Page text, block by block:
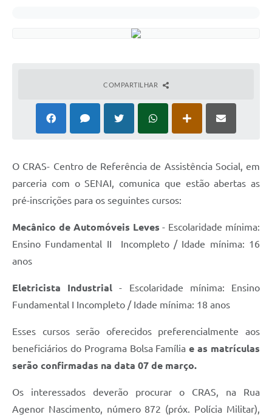
PSS Unificado 2025
INOVA_SÃO MATEUS DO SUL
Chamamento Público para Artistas Locais
Projeto Nascente Viva
Agência do Trabalhador
Telefones Prefeitura Municipal
Imprensa
Telefones Postos de Saúde
Plantão das Funerárias
COMPARTILHAR
O CRAS- Centro de Referência de Assistência Social, em
parceria com o SENAI, comunica que estão abertas as
pré-inscrições para os seguintes cursos:
Mecânico de Automóveis Leves - Escolaridade mínima:
Ensino Fundamental II Incompleto / Idade mínima: 16
anos
Eletricista Industrial - Escolaridade mínima: Ensino
Fundamental I Incompleto / Idade mínima: 18 anos
Esses cursos serão oferecidos preferencialmente aos
beneficiários do Programa Bolsa Famíliae as matrículas
serão confirmadas na data 07 de março.
Os interessados deverão procurar o CRAS, na Rua
Agenor Nascimento, número 872 (próx. Polícia Militar),